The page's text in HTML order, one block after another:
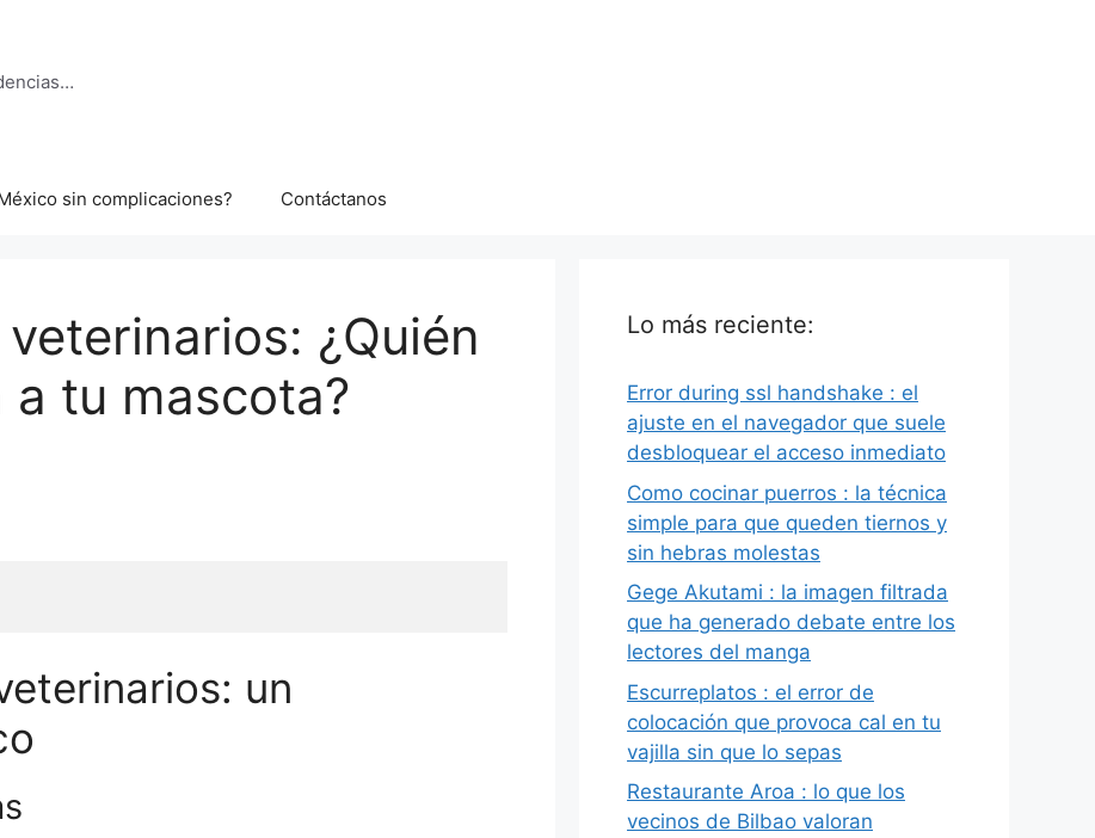
sin complicaciones? Contáctanos
¿Quién
tu mascota?
un
Lo más reciente:
Error during ssl handshake : el
ajuste en el navegador que suele
desbloquear el acceso inmediato
Como cocinar puerros : la técnica
simple para que queden tiernos y
sin hebras molestas
Gege Akutami : la imagen filtrada
que ha generado debate entre los
lectores del manga
Escurreplatos : el error de
colocación que provoca cal en tu
vajilla sin que lo sepas
Restaurante Aroa : lo que los
vecinos de Bilbao valoran